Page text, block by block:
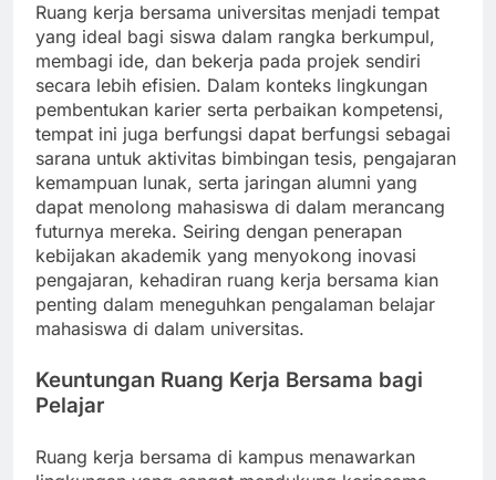
Ruang kerja bersama universitas menjadi tempat
yang ideal bagi siswa dalam rangka berkumpul,
membagi ide, dan bekerja pada projek sendiri
secara lebih efisien. Dalam konteks lingkungan
pembentukan karier serta perbaikan kompetensi,
tempat ini juga berfungsi dapat berfungsi sebagai
sarana untuk aktivitas bimbingan tesis, pengajaran
kemampuan lunak, serta jaringan alumni yang
dapat menolong mahasiswa di dalam merancang
futurnya mereka. Seiring dengan penerapan
kebijakan akademik yang menyokong inovasi
pengajaran, kehadiran ruang kerja bersama kian
penting dalam meneguhkan pengalaman belajar
mahasiswa di dalam universitas.
Keuntungan Ruang Kerja Bersama bagi
Pelajar
Ruang kerja bersama di kampus menawarkan